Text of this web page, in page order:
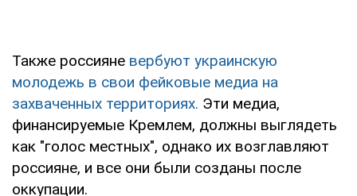
Также россияне вербуют украинскую
молодежь в свои фейковые медиа на
захваченных территориях. Эти медиа,
финансируемые Кремлем, должны выглядеть
как "голос местных", однако их возглавляют
россияне, и все они были созданы после
оккупации.